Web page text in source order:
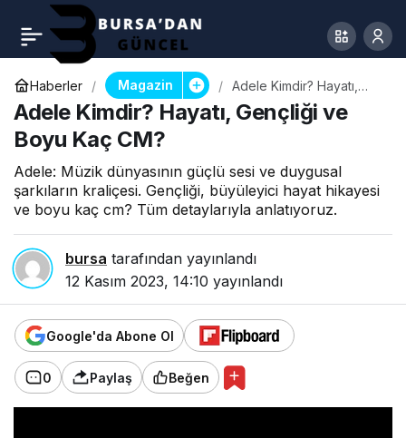
Haberler Magazin
Adele Kimdir? Hayatı,
Gençliği ve Boyu Kaç
CM?
Adele Kimdir? Hayatı, Gençliği ve
Boyu Kaç CM?
Adele: Müzik dünyasının güçlü sesi ve duygusal
şarkıların kraliçesi. Gençliği, büyüleyici hayat hikayesi
ve boyu kaç cm? Tüm detaylarıyla anlatıyoruz.
bursa tarafından yayınlandı
12 Kasım 2023, 14:10 yayınlandı
Google'da Abone Ol
0 Paylaş Beğen